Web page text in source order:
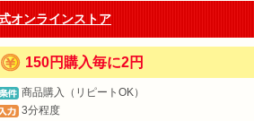
オンラインストア
150円購入毎に2円
商品購入（リピートOK）
3分程度